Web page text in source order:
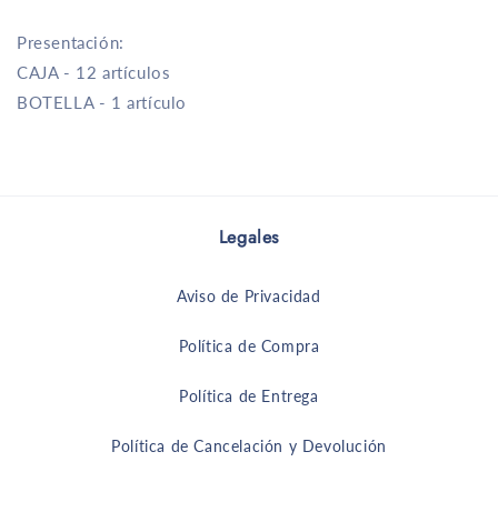
Presentación:
CAJA - 12 artículos
BOTELLA - 1 artículo
Legales
Aviso de Privacidad
Política de Compra
Política de Entrega
Política de Cancelación y Devolución